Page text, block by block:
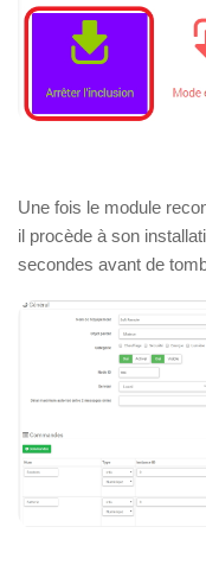
Une fois le module
il procède à son
secondes avant de